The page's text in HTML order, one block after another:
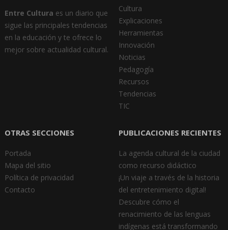
Entre Cultura es un diario que
sigue las principales tendencias
en la educación y te ofrece lo
mejor sobre actualidad cultural.
Cultura
Explicaciones
Herramientas
Innovación
Noticias
Pedagogía
Recursos
Tendencias
TIC
OTRAS SECCIONES
Portada
Mapa del sitio
Política de privacidad
Contacto
PUBLICACIONES RECIENTES
La agenda cultural de la ciudad
como recurso didáctico
¡Un viaje a través de la historia
del entretenimiento digital!
Descubre cómo el
renacimiento de las lenguas
indígenas está transformando